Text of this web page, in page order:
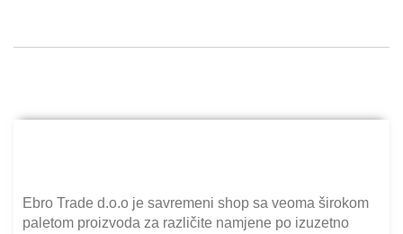
Ebro Trade d.o.o je savremeni shop sa veoma širokom
paletom proizvoda za različite namjene po izuzetno